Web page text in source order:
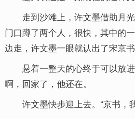
走到沙滩上，许文墨借助月
门口蹲了两个人，很快，其中的
边走，许文墨一眼就认出了宋京书
悬着一整天的心终于可以放
啊，回家了，他还在。
许文墨快步迎上去。“京书，